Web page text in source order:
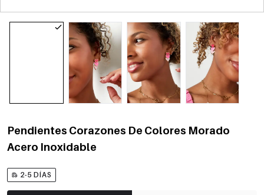
Pendientes Corazones De Colores Morado
Acero Inoxidable
2-5 DÍAS